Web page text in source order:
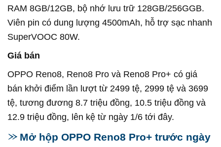
RAM 8GB/12GB, bộ nhớ lưu trữ 128GB/256GGB.
Viên pin có dung lượng 4500mAh, hỗ trợ sạc nhanh
SuperVOOC 80W.
Giá bán
OPPO Reno8, Reno8 Pro và Reno8 Pro+ có giá
bán khởi điểm lần lượt từ 2499 tệ, 2999 tệ và 3699
tệ, tương đương 8.7 triệu đồng, 10.5 triệu đồng và
12.9 triệu đồng, lên kệ từ ngày 1/6 tới đây.
Mở hộp OPPO Reno8 Pro+ trước ngày